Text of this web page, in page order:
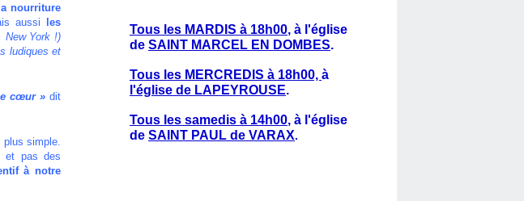
la nourriture
aussi
les
New York !)
ludiques et
cœur » dit
simple.
et pas des
à notre
Tous les MARDIS à 18h00, à l'église
de SAINT MARCEL EN DOMBES.
Tous les MERCREDIS à 18h00, à
l'église de LAPEYROUSE.
Tous les samedis à 14h00, à l'église
de SAINT PAUL de VARAX.